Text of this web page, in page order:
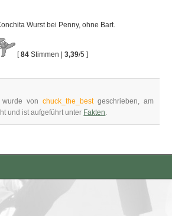
Wurst bei Penny, ohne Bart.
[84 Stimmen |3,39/5 ]
wurde von chuck_the_bestgeschrieben, am
und ist aufgeführt unter Fakten.